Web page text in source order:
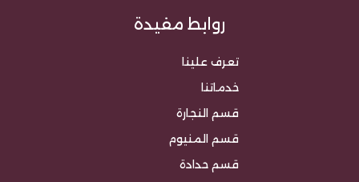
روابط مفيدة
تعرف علينا
خدماتنا
قسم النجارة
قسم المنيوم
قسم حدادة